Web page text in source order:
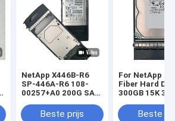
NetApp X446B-R6
SP-446A-R6 108-
00257+A0 200G SAS
446A-R6Beste prijs
For NetApp
Fiber Hard
300GB 15K
Beste